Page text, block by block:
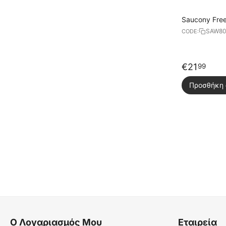
Saucony
CODE:
€21 99
Προσθήκη
Ο Λογαριασμός Μου Εταιρεία